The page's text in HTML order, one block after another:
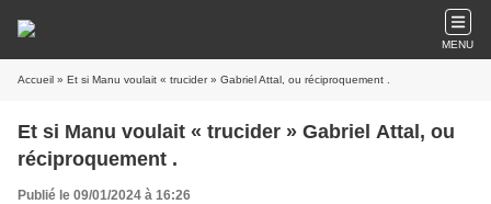
MENU
Accueil » Et si Manu voulait « trucider » Gabriel Attal, ou réciproquement .
Et si Manu voulait « trucider » Gabriel Attal, ou
réciproquement .
Publié le 09/01/2024 à 16:26